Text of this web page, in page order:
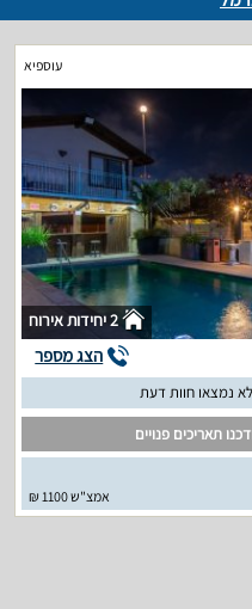
עוספיא
2 יחידות אירוח
הצג מספר
לא נמצאו חוות דעת
תאריכים פנויים
אמצ"ש 1100 ₪